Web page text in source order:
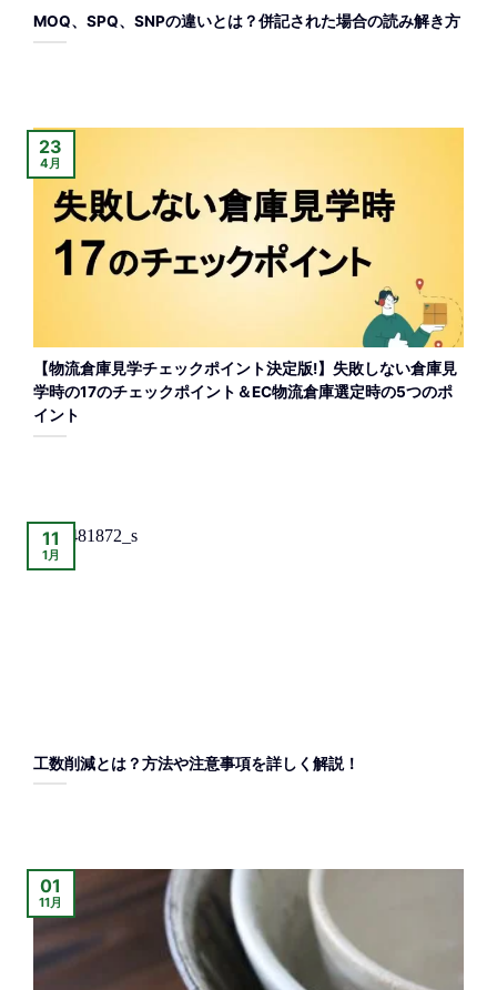
MOQ、SPQ、SNPの違いとは？併記された場合の読み解き方
【物流倉庫見学チェックポイント決定版!】失敗しない倉庫見
学時の17のチェックポイント＆EC物流倉庫選定時の5つのポ
イント
23
4月
工数削減とは？方法や注意事項を詳しく解説！
11
1月
01
11月